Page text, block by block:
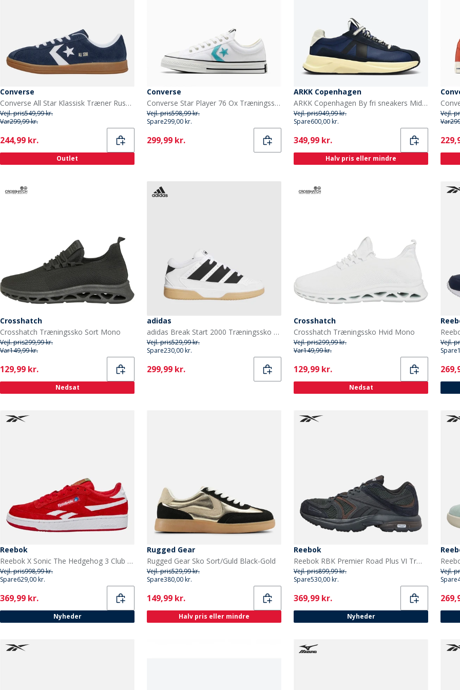
Converse
Converse All Star Klassisk Træner Ruskind Træner Navy/Hvid/Gum
Vejl. pris549,99 kr.
Var299,99 kr.
Current
244,99 kr.
Outlet
Converse
Converse Star Player 76 Ox Træningssko Hvid / Ocean Drip / Sort
Vejl. pris598,99 kr.
Spare299,00 kr.
Current
299,99 kr.
ARKK Copenhagen
ARKK Copenhagen By fri sneakers Midnight Cream
Vejl. pris949,99 kr.
Spare600,00 kr.
Current
349,99 kr.
Halv pris eller mindre
Vejl.
Var
Crosshatch
Crosshatch Træningssko Sort Mono
Vejl. pris299,99 kr.
Var149,99 kr.
Current
129,99 kr.
Nedsat
adidas
adidas Break Start 2000 Træningssko Cloud White/Core Black/Gum
Vejl. pris529,99 kr.
Spare230,00 kr.
Current
299,99 kr.
Crosshatch
Crosshatch Træningssko Hvid Mono
Vejl. pris299,99 kr.
Var149,99 kr.
Current
129,99 kr.
Nedsat
Vejl.
Spare
Reebok
Reebok X Sonic The Hedgehog 3 Club C Revenge 'Knuckles' Træningssko Rød/Hvid/Rød
Vejl. pris998,99 kr.
Spare629,00 kr.
Current
369,99 kr.
Nyheder
Rugged Gear
Rugged Gear Sko Sort/Guld Black-Gold
Vejl. pris529,99 kr.
Spare380,00 kr.
Current
149,99 kr.
Halv pris eller mindre
Reebok
Reebok RBK Premier Road Plus VI Træningssko Grå/Grå/Sort
Vejl. pris899,99 kr.
Spare530,00 kr.
Current
369,99 kr.
Nyheder
Vejl.
Spare